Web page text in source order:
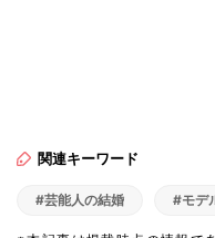
関連キーワード
#芸能人の結婚 #モデ